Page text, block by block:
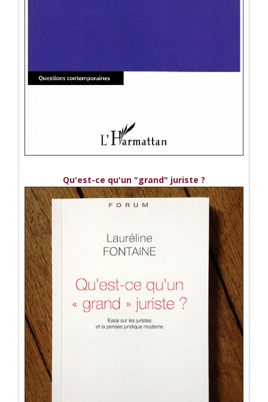
Qu'est-ce qu'un "grand" juriste ?